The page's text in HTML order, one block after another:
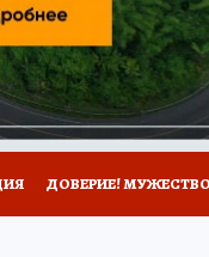
ДОВЕРИЕ!